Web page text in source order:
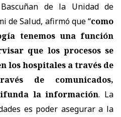
de la Unidad de
de Salud, afirmó que “como
tenemos una función
que los procesos se
los hospitales a través de
de comunicados,
la información. La
es poder asegurar a la